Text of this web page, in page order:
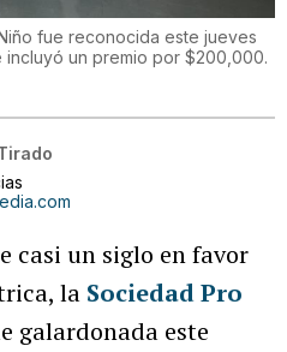
fue reconocida este jueves
un premio por $200,000.
casi un siglo en favor
la Sociedad Pro
galardonada este